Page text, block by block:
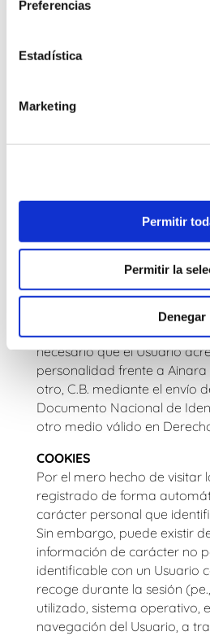
Preferencias
Estadística
Marketing
Permitir
Permitir la
Denegar
El Usuario garantiza y
caso, de la exactitud,
los datos personales
RECTIFICACIÓN,
El Usuario podrá ejercer su
dirigiendo su solicitud a
, Heriz Pasealekua
San-Sebastián o enviando
«Asunto: LOPD Derechos
Para ejercer dichos
de la Instrucción 1/1998, de
Agencia Española de
necesario que el Usuario
personalidad frente a Ainara
otro, C.B. mediante el envío
Documento Nacional de
otro medio válido en
COOKIES
Por el mero hecho de visitar
registrado de forma
carácter personal que
Sin embargo, puede existir
información de carácter no
identificable con un Usuario
recoge durante la sesión
utilizado, sistema operativo,
navegación del Usuario, a